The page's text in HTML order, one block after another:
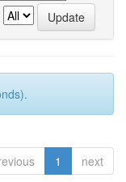
1 next